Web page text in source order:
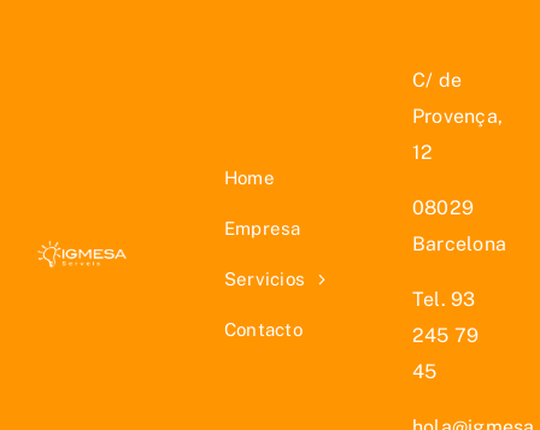
Home
Empresa
Servicios
Contacto
C/ de
Provença,
12
08029
Barcelona
Tel. 93
245 79
45